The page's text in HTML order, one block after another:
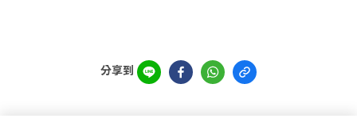
分享到